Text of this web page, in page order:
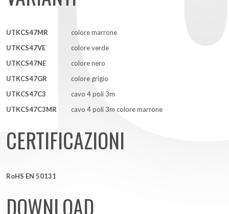
UTKCS47MR
colore marrone
UTKCS47VE
colore verde
UTKCS47NE
colore nero
UTKCS47GR
colore grigio
UTKCS47C3
cavo 4 poli 3m
UTKCS47C3MR
cavo 4 poli 3m colore marrone
CERTIFICAZIONI
RoHS EN 50131
DOWNLOAD